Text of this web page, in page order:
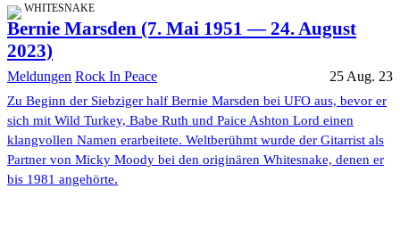
WHITESNAKE
Bernie Marsden (7. Mai 1951 — 24. August
2023)
Meldungen Rock In Peace 25 Aug. 23
Zu Beginn der Siebziger half Bernie Marsden bei UFO aus, bevor er
sich mit Wild Turkey, Babe Ruth und Paice Ashton Lord einen
klangvollen Namen erarbeitete. Weltberühmt wurde der Gitarrist als
Partner von Micky Moody bei den originären Whitesnake, denen er
bis 1981 angehörte.